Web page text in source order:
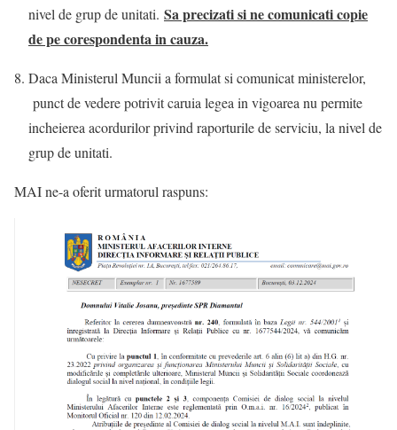
nivel de grup de unitati. Sa precizati si ne comunicati copie
de pe corespondenta in cauza.
Daca Ministerul Muncii a formulat si comunicat ministerelor,
punct de vedere potrivit caruia legea in vigoarea nu permite
incheierea acordurilor privind raporturile de serviciu, la nivel de
grup de unitati.
MAI ne-a oferit urmatorul raspuns: